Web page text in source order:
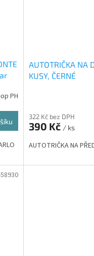
PH
AUTOTRIČKA NA
KUSY, ČERNÉ
322 Kč bez DPH
390 Kč / ks
AUTOTRIČKA NA